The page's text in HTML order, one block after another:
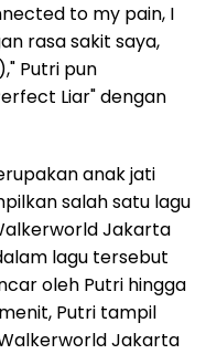
to my pain, I
rasa sakit saya,
Putri pun
Liar" dengan
anak jati
salah satu lagu
Jakarta
lagu tersebut
oleh Putri hingga
Putri tampil
Jakarta